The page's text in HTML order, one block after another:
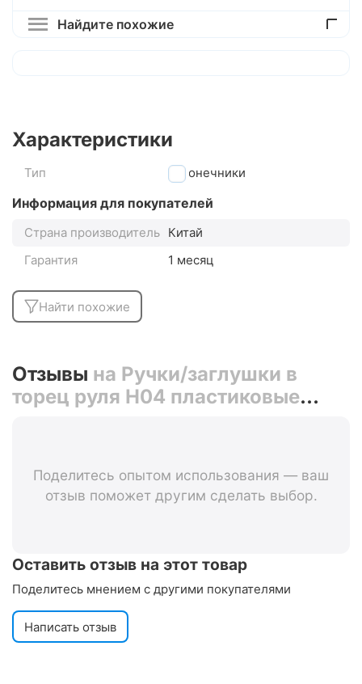
Найдите похожие
Характеристики
Тип наконечники
Информация для покупателей
Страна производитель Китай
Гарантия
1 месяц
Найти похожие
Отзывы на Ручки/заглушки в
торец руля H04 пластиковые
Поделитесь опытом использования — ваш
отзыв поможет другим сделать выбор.
Оставить отзыв на этот товар
Поделитесь мнением с другими покупателями
Написать отзыв